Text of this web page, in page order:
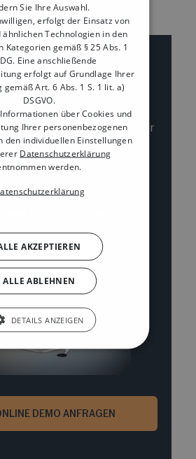
Erfolg.
Kasse von einem unserer
online und natürlich
zeigen.
DEMO ANFRAGEN
Sie Ihre Auswahl.
erfolgt der Einsatz von
ähnlichen Technologien in den
Kategorien gemäß § 25 Abs. 1
Eine anschließende
erfolgt auf Grundlage Ihrer
gemäß Art. 6 Abs. 1 S. 1 lit. a)
DSGVO.
über Cookies und
Ihrer personenbezogenen
den individuellen Einstellungen
Datenschutzerklärung
werden.
AKZEPTIEREN
ALLE ABLEHNEN
DETAILS ANZEIGEN